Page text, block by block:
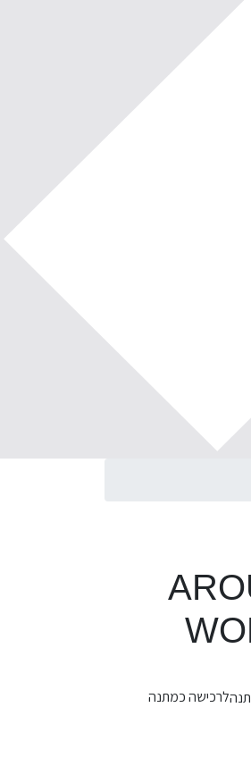
לרכישה כמתנה